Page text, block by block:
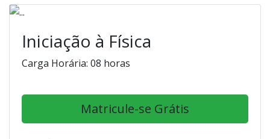
Iniciação à Física
Carga Horária: 08 horas
Matricule-se Grátis